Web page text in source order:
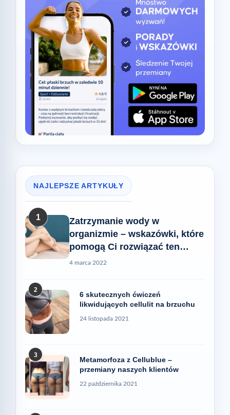
NAJLEPSZE ARTYKUŁY
1
Zatrzymanie wody w
organizmie – wskazówki, które
pomogą Ci rozwiązać ten
problem
4 marca 2022
2
6 skutecznych ćwiczeń
likwidujących cellulit na brzuchu
24 listopada 2021
3
Metamorfoza z Cellublue –
przemiany naszych klientów
22 października 2021